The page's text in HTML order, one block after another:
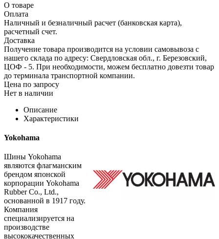
О товаре
Оплата
Наличный и безналичный расчет (банковская карта),
расчетный счет.
Доставка
Получение товара производится на условии самовывоза с
нашего склада по адресу: Свердловская обл., г. Березовский,
ЦОФ - 5. При необходимости, можем бесплатно довезти товар
до терминала транспортной компании.
Цена по запросу
Нет в наличии
Описание
Характеристики
Yokohama
Шины Yokohama
являются флагманским
брендом японской
корпорации Yokohama
Rubber Co., Ltd.,
основанной в 1917 году.
Компания
специализируется на
производстве
высококачественных